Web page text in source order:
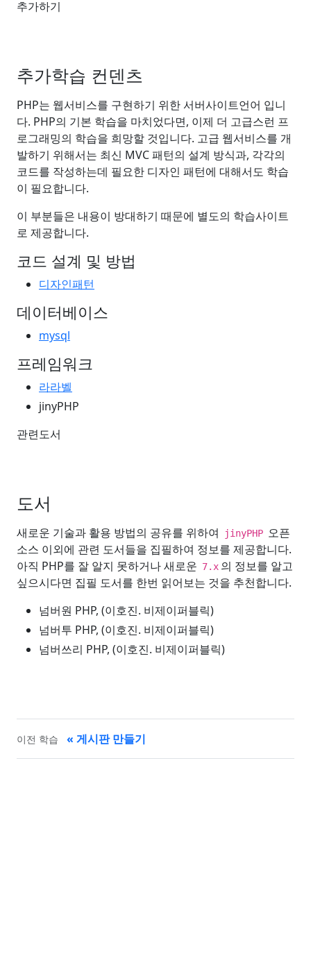
추가하기
추가학습 컨덴츠
PHP는 웹서비스를 구현하기 위한 서버사이트언어 입니
다. PHP의 기본 학습을 마치었다면, 이제 더 고급스런 프
로그래밍의 학습을 희망할 것입니다. 고급 웹서비스를 개
발하기 위해서는 최신 MVC 패턴의 설계 방식과, 각각의
코드를 작성하는데 필요한 디자인 패턴에 대해서도 학습
이 필요합니다.
이 부분들은 내용이 방대하기 때문에 별도의 학습사이트
로 제공합니다.
코드 설계 및 방법
디자인패턴
데이터베이스
mysql
프레임워크
라라벨
jinyPHP
관련도서
도서
새로운 기술과 활용 방법의 공유를 위하여 jinyPHP 오픈
소스 이외에 관련 도서들을 집필하여 정보를 제공합니다.
아직 PHP를 잘 알지 못하거나 새로운 7.x 의 정보를 알고
싶으시다면 집필 도서를 한번 읽어보는 것을 추천합니다.
넘버원 PHP, (이호진. 비제이퍼블릭)
넘버투 PHP, (이호진. 비제이퍼블릭)
넘버쓰리 PHP, (이호진. 비제이퍼블릭)
이전 학습 « 게시판 만들기